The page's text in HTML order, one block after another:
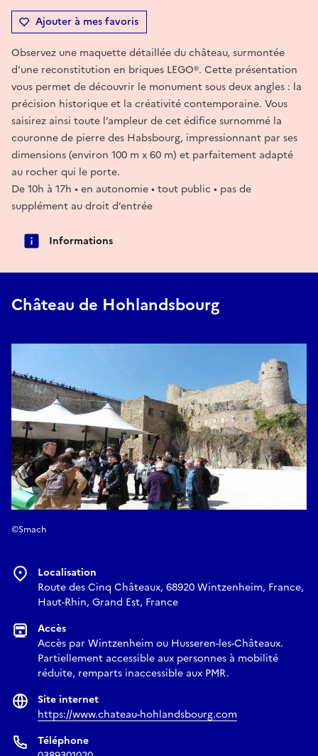
Ajouter à mes favoris
Observez une maquette détaillée du château, surmontée
d'une reconstitution en briques LEGO®. Cette présentation
vous permet de découvrir le monument sous deux angles : la
précision historique et la créativité contemporaine. Vous
saisirez ainsi toute l’ampleur de cet édifice surnommé la
couronne de pierre des Habsbourg, impressionnant par ses
dimensions (environ 100 m x 60 m) et parfaitement adapté
au rocher qui le porte.
De 10h à 17h • en autonomie • tout public • pas de
supplément au droit d’entrée
Informations
Château de Hohlandsbourg
©Smach
Localisation
Route des Cinq Châteaux, 68920 Wintzenheim, France,
Haut-Rhin, Grand Est, France
Accès
Accès par Wintzenheim ou Husseren-les-Châteaux.
Partiellement accessible aux personnes à mobilité
réduite, remparts inaccessible aux PMR.
Site internet
https://www.chateau-hohlandsbourg.com
Téléphone